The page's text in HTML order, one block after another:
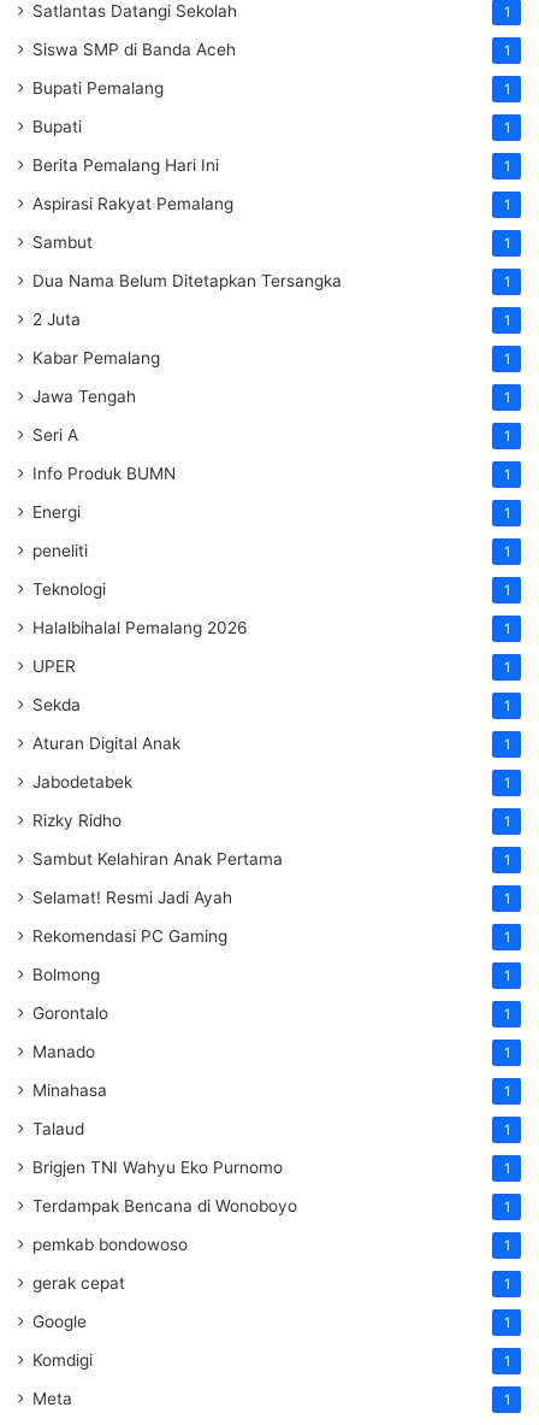
Satlantas Datangi Sekolah 1
Siswa SMP di Banda Aceh 1
Bupati Pemalang 1
Bupati 1
Berita Pemalang Hari Ini 1
Aspirasi Rakyat Pemalang 1
Sambut 1
Dua Nama Belum Ditetapkan Tersangka 1
2 Juta 1
Kabar Pemalang 1
Jawa Tengah 1
Seri A 1
Info Produk BUMN 1
Energi 1
peneliti 1
Teknologi 1
Halalbihalal Pemalang 2026 1
UPER 1
Sekda 1
Aturan Digital Anak 1
Jabodetabek 1
Rizky Ridho 1
Sambut Kelahiran Anak Pertama 1
Selamat! Resmi Jadi Ayah 1
Rekomendasi PC Gaming 1
Bolmong 1
Gorontalo 1
Manado 1
Minahasa 1
Talaud 1
Brigjen TNI Wahyu Eko Purnomo 1
Terdampak Bencana di Wonoboyo 1
pemkab bondowoso 1
gerak cepat 1
Google 1
Komdigi 1
Meta 1